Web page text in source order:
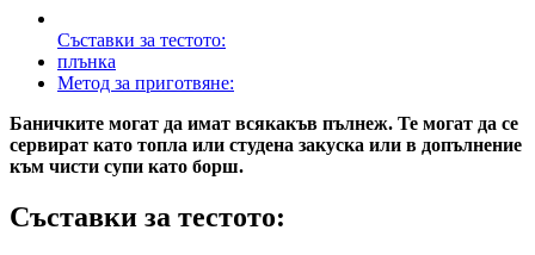
Съставки за тестото:
плънка
Метод за приготвяне:
Баничките могат да имат всякакъв пълнеж. Те могат да се
сервират като топла или студена закуска или в допълнение
към чисти супи като борш.
Съставки за тестото: